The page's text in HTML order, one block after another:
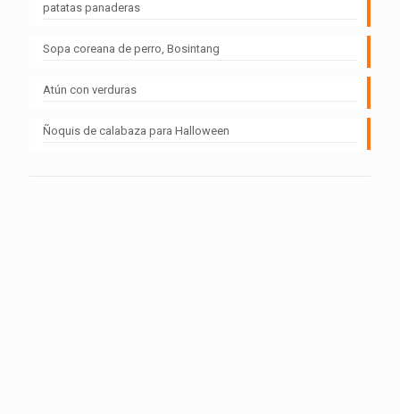
patatas panaderas
Sopa coreana de perro, Bosintang
Atún con verduras
Ñoquis de calabaza para Halloween